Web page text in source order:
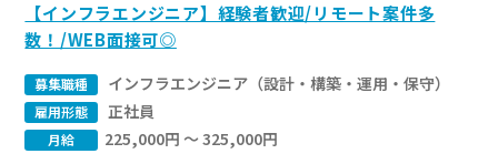
【インフラエンジニア】経験者歓迎/リモート案件多
数！/WEB面接可◎
募集職種 インフラエンジニア（設計・構築・運用・保守）
雇用形態 正社員
月給 225,000円 〜 325,000円